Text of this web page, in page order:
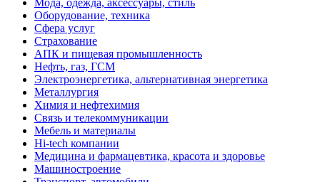
Мода, одежда, аксессуары, стиль
Оборудование, техника
Сфера услуг
Страхование
АПК и пищевая промышленность
Нефть, газ, ГСМ
Электроэнергетика, альтернативная энергетика
Металлургия
Химия и нефтехимия
Связь и телекоммуникации
Мебель и материалы
Hi-tech компании
Медицина и фармацевтика, красота и здоровье
Машиностроение